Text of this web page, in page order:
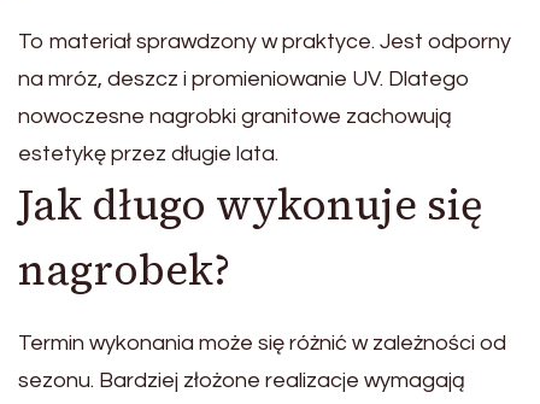
To materiał sprawdzony w praktyce. Jest odporny
na mróz, deszcz i promieniowanie UV. Dlatego
nowoczesne nagrobki granitowe zachowują
estetykę przez długie lata.
Jak długo wykonuje się
nagrobek?
Termin wykonania może się różnić w zależności od
sezonu. Bardziej złożone realizacje wymagają